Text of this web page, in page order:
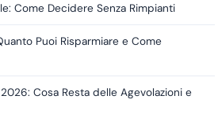
Come Decidere Senza Rimpianti
Puoi Risparmiare e Come
Cosa Resta delle Agevolazioni e